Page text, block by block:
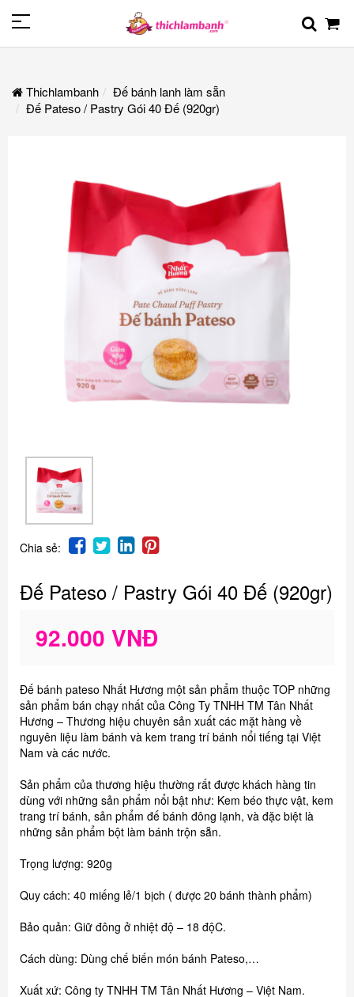
Thichlambanh
Đế bánh lanh làm sẵn
Đế Pateso / Pastry Gói 40 Đế (920gr)
Chia sẻ:
Đế Pateso / Pastry Gói 40 Đế (920gr)
92.000 VNĐ
Đế bánh pateso Nhất Hương một sản phẩm thuộc TOP những
sản phẩm bán chạy nhất của Công Ty TNHH TM Tân Nhất
Hương – Thương hiệu chuyên sản xuất các mặt hàng về
nguyên liệu làm bánh và kem trang trí bánh nổi tiếng tại Việt
Nam và các nước.
Sản phẩm của thương hiệu thường rất được khách hàng tin
dùng với những sản phẩm nổi bật như: Kem béo thực vật, kem
trang trí bánh, sản phẩm đế bánh đông lạnh, và đặc biệt là
những sản phẩm bột làm bánh trộn sẵn.
Trọng lượng: 920g
Quy cách: 40 miếng lẻ/1 bịch ( được 20 bánh thành phẩm)
Bảo quản: Giữ đông ở nhiệt độ – 18 độC.
Cách dùng: Dùng chế biến món bánh Pateso,…
Xuất xứ: Công ty TNHH TM Tân Nhất Hương – Việt Nam.